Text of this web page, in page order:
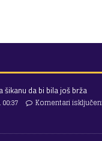
šikanu da bi bila još brža
00:37
Komentari